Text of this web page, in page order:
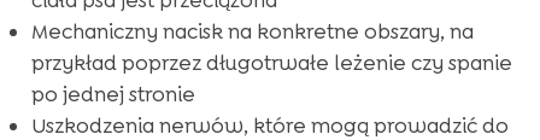
Mechaniczny nacisk na konkretne obszary, na
przykład poprzez długotrwałe leżenie czy spanie
po jednej stronie
Uszkodzenia nerwów, które mogą prowadzić do